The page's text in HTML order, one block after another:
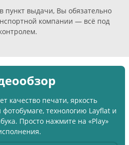
пункт выдачи, Вы обязательно
компании — всё под
качество печати, яркость
технологию Layflat и
Просто нажмите на «Play»